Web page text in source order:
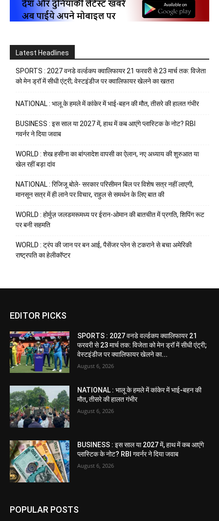
Latest Headlines
SPORTS : 2027 वनडे वर्ल्डकप क्वालिफायर 21 फरवरी से 23 मार्च तक: विजेता
को मेन ड्रॉ में सीधी एंट्री; वेस्टइंडीज पर क्वालिफायर खेलने का खतरा
NATIONAL : भालू के हमले में कांकेर में भाई-बहन की मौत, तीसरे की हालत गंभीर
BUSINESS : इस साल या 2027 में, हाथ में कब आएंगे प्लास्टिक के नोट? RBI
गवर्नर ने दिया जवाब
WORLD : शेख हसीना का बांग्लादेश वापसी का ऐलान, नए अध्याय की शुरुआत या
खेल रहीं बड़ा दांव
NATIONAL : रिजिजू बोले- सरकार परिसीमन बिल पर विशेष सत्र नहीं लाएगी,
मानसून सत्र में ही लाने पर विचार, राहुल से समर्थन के लिए बात की
WORLD : होर्मुज़ जलडमरूमध्य पर ईरान-ओमान की बातचीत में प्रगति, शिपिंग रूट
पर बनी सहमति
WORLD : ट्रंप की जान पर बन आई, पैसेंजर प्लेन से टकराने से बचा अमेरिकी
राष्ट्रपति का हेलीकॉप्टर
EDITOR PICKS
SPORTS : 2027 वनडे वर्ल्डकप क्वालिफायर 21
फरवरी से 23 मार्च तक: विजेता को मेन ड्रॉ में सीधी एंट्री;
वेस्टइंडीज पर क्वालिफायर खेलने का...
August 6, 2026
NATIONAL : भालू के हमले में कांकेर में भाई-बहन की
मौत, तीसरे की हालत गंभीर
August 6, 2026
BUSINESS : इस साल या 2027 में, हाथ में कब आएंगे
प्लास्टिक के नोट? RBI गवर्नर ने दिया जवाब
August 6, 2026
POPULAR POSTS